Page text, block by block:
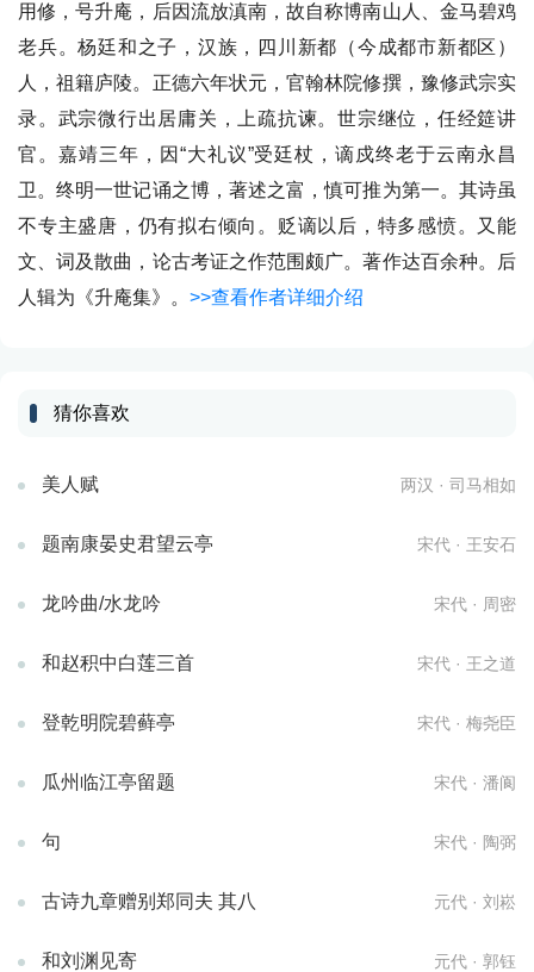
用修，号升庵，后因流放滇南，故自称博南山人、金马碧鸡
老兵。杨廷和之子，汉族，四川新都（今成都市新都区）
人，祖籍庐陵。正德六年状元，官翰林院修撰，豫修武宗实
录。武宗微行出居庸关，上疏抗谏。世宗继位，任经筵讲
官。嘉靖三年，因“大礼议”受廷杖，谪戍终老于云南永昌
卫。终明一世记诵之博，著述之富，慎可推为第一。其诗虽
不专主盛唐，仍有拟右倾向。贬谪以后，特多感愤。又能
文、词及散曲，论古考证之作范围颇广。著作达百余种。后
人辑为《升庵集》。 >>查看作者详细介绍
猜你喜欢
美人赋 两汉 · 司马相如
题南康晏史君望云亭 宋代 · 王安石
龙吟曲/水龙吟 宋代 · 周密
和赵积中白莲三首 宋代 · 王之道
登乾明院碧藓亭 宋代 · 梅尧臣
瓜州临江亭留题 宋代 · 潘阆
句 宋代 · 陶弼
古诗九章赠别郑同夫 其八 元代 · 刘崧
和刘渊见寄 元代 · 郭钰